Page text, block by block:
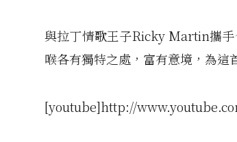
與拉丁情歌王子Ricky Martin攜
喉各有獨特之處，富有意境，為這
[youtube]http://